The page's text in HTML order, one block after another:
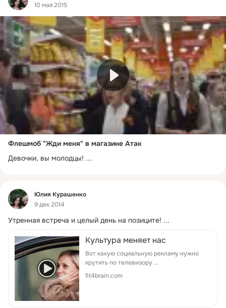
10 мая 2015
Флешмоб "Жди меня" в магазине Атак
Девочки, вы молодцы! ...
Фид
Юлия Курашенко
9 дек 2014
Утренная встреча и целый день на позиците! ...
Культура меняет нас
Вот какую социальную рекламу нужно
крутить по телевизору ...
fit4brain.com